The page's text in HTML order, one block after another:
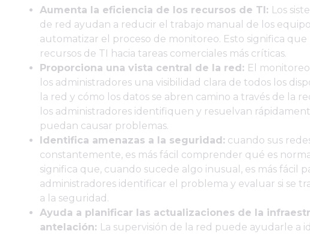
Aumenta la eficiencia de los recursos de TI: Los
de red ayudan a reducir el trabajo manual de los
automatizar el proceso de monitoreo. Esto significa
recursos de TI hacia tareas comerciales más críticas.
Proporciona una vista central de la red: El
los administradores una visibilidad clara de todos los
la red y cómo los datos se abren camino a través de la
los administradores identifiquen y resuelvan
puedan causar problemas.
Identifica amenazas a la seguridad: cuando sus
constantemente, es más fácil comprender qué es
significa que, cuando sucede algo inusual, es más fácil
administradores identificar el problema y evaluar si se
a la seguridad.
Ayuda a planificar las actualizaciones de la
antelación: La supervisión de la red puede ayudarle a